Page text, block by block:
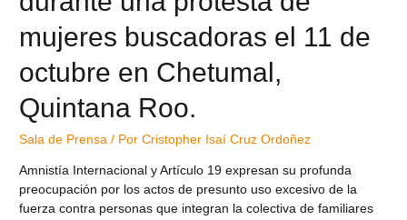
mujeres buscadoras el 11 de
octubre en Chetumal,
Quintana Roo.
Sala de Prensa / PorCristopher Isaí Cruz Ordoñez
Amnistía Internacional y Artículo 19 expresan su profunda
preocupación por los actos de presunto uso excesivo de la
fuerza contra personas que integran la colectiva de familiares